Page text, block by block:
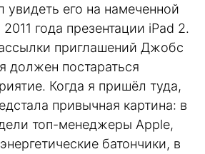
увидеть его на намеченной
года презентации iPad 2.
приглашений Джобс
должен постараться
Когда я пришёл туда,
привычная картина: в
топ-менеджеры Apple,
батончики, в